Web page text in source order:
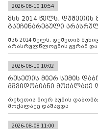
2026-08-10 10:54
შსს 2014 წელს, დუშეთის
გაუჩინარებული
შსს 2014 წელს, დუშეთის
არასრულწლოვნის გურამ
ინფორმაციას ავრცელებს
2026-08-10 10:02
რუსეთის მიერ სუმის
მშვიდობიანი მოქალაქე
რუსეთის მიერ სუმის
მოქალაქე დაშავდა
2026-08-08 11:00